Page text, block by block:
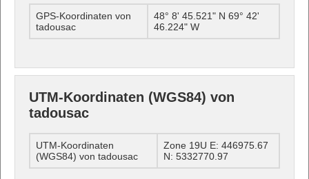
GPS-Koordinaten von
tadousac
48° 8' 45.521" N 69° 42'
46.224" W
UTM-Koordinaten (WGS84) von
tadousac
UTM-Koordinaten
(WGS84) von tadousac
Zone 19U E: 446975.67
N: 5332770.97